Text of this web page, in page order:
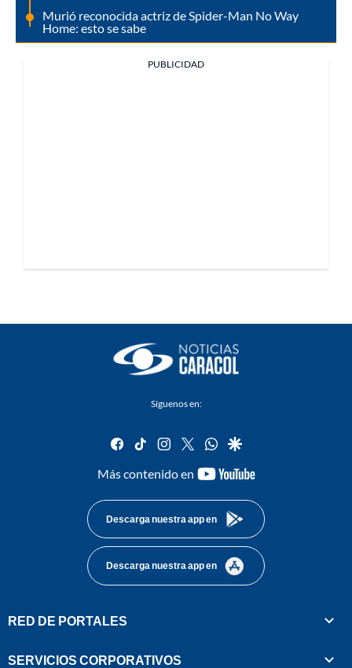
Murió reconocida actriz de Spider-Man No Way
Home: esto se sabe
PUBLICIDAD
Síguenos en:
facebook
tiktok instagram
twitterwhatsapp
google
Más contenido en
youtube-
Descarga nuestra app en
Descarga nuestra app en
RED DE PORTALES
SERVICIOS CORPORATIVOS